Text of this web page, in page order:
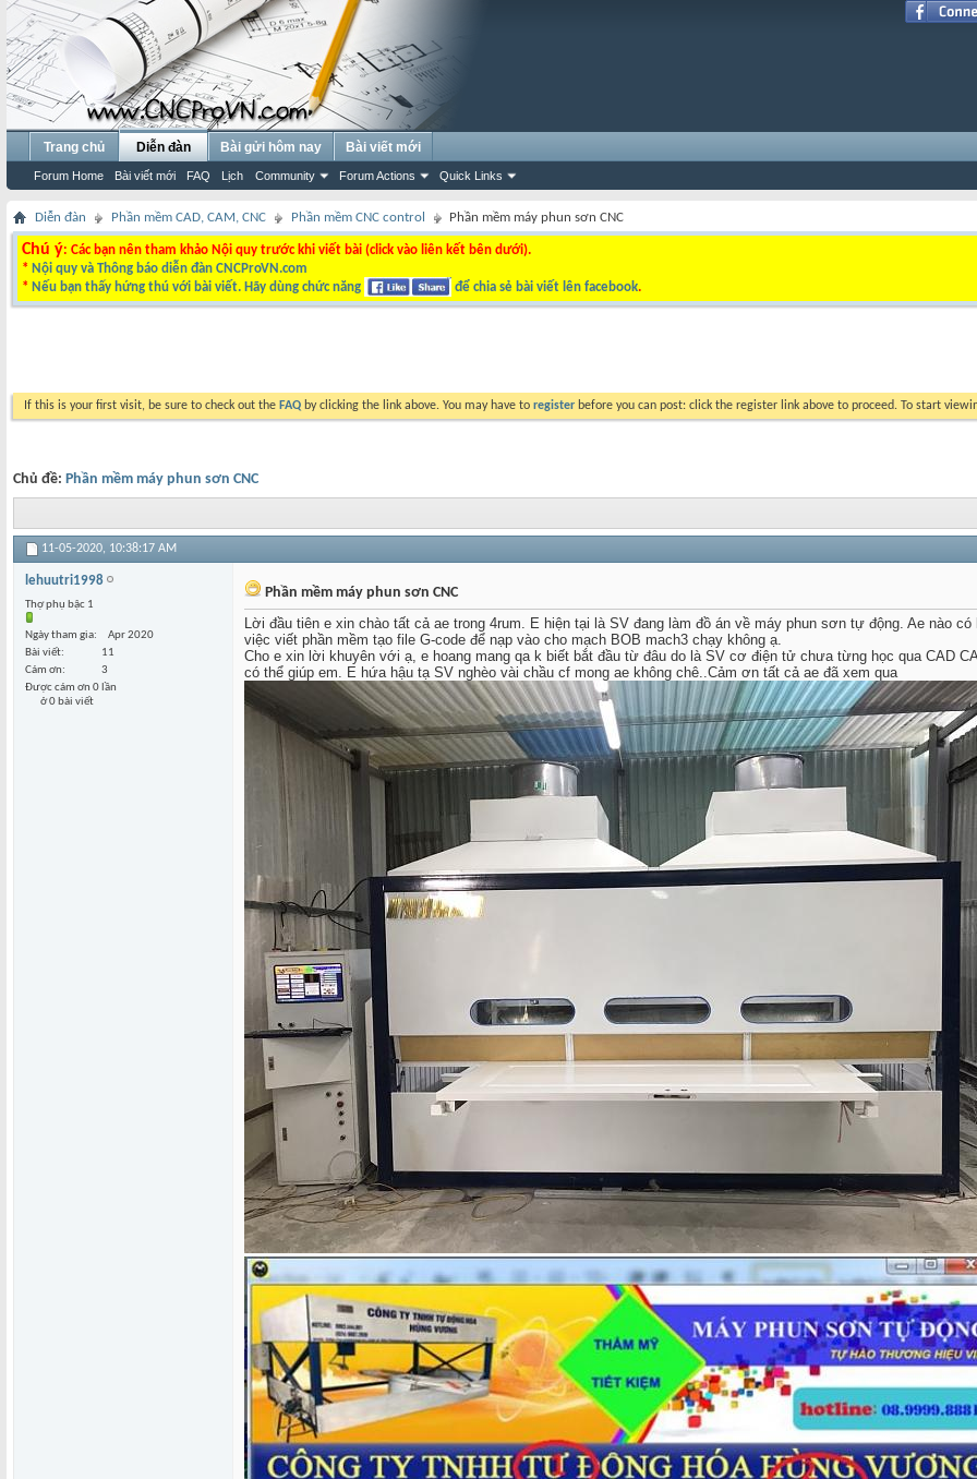
Trang chủ Diễn đàn
Forum Home Bài viết mới FAQ Lịch Community Forum Actions Quick Links
Bài gửi hôm nay Bài viết mới
Diễn đàn Phần mềm CAD, CAM, CNC Phần mềm CNC control Phần mềm máy phun sơn CNC
Chú ý: Các bạn nên tham khảo Nội quy trước khi viết bài (click vào liên kết bên dưới).
* Nội quy và Thông báo diễn đàn CNCProVN.com
* Nếu bạn thấy hứng thú với bài viết. Hãy dùng chức năng để chia sẻ bài viết lên facebook.
If this is your first visit, be sure to check out the FAQ by clicking the link above. You may have to register before you can post: click the register link above to proceed. To start
Chủ đề: Phần mềm máy phun sơn CNC
11-05-2020, 10:38:17 AM
lehuutri1998
Thợ phụ bậc 1
Ngày tham gia
Apr 2020
Bài viết
11
Cám ơn
3
Được cám ơn 0 lần
ở 0 bài viết
Phần mềm máy phun sơn CNC
Lời đầu tiên e xin chào tất cả ae trong 4rum. E hiện tại là SV đang làm đồ án về máy phun sơn tự động. Ae nào có
việc viết phần mềm tạo file G-code để nạp vào cho mạch BOB mach3 chạy không ạ.
Cho e xin lời khuyên với ạ, e hoang mang qa k biết bắt đầu từ đâu do là SV cơ điện tử chưa từng học qua CAD
có thể giúp em. E hứa hậu tạ SV nghèo vài chầu cf mong ae không chê..Cảm ơn tất cả ae đã xem qua